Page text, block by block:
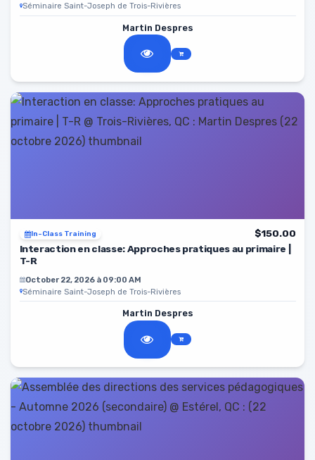
Séminaire Saint-Joseph de Trois-Rivières
Martin Despres
In-Class Training
$150.00
Interaction en classe: Approches pratiques au primaire |
T-R
October 22, 2026 à 09:00 AM
Séminaire Saint-Joseph de Trois-Rivières
Martin Despres